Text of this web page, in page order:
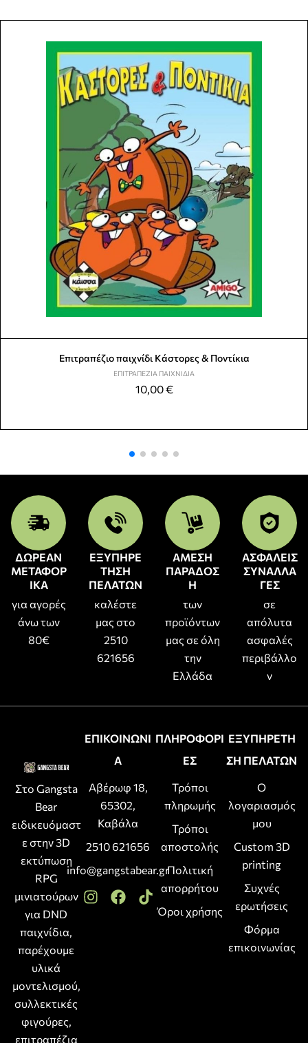
Επιτραπέζιο παιχνίδι Κάστορες & Ποντίκια
ΕΠΙΤΡΑΠΈΖΙΑ ΠΑΙΧΝΊΔΙΑ
10,00€
ΔΩΡΕΑΝ
ΜΕΤΑΦΟΡ
ΙΚΑ
για αγορές
άνω των
80€
ΕΞΥΠΗΡΕ
ΤΗΣΗ
ΠΕΛΑΤΩΝ
καλέστε
μας στο
2510
621656
ΑΜΕΣΗ
ΠΑΡΑΔΟΣ
Η
των
προϊόντων
μας σε όλη
την
Ελλάδα
ΑΣΦΑΛΕΙΣ
ΣΥΝΑΛΛΑ
ΓΕΣ
σε
απόλυτα
ασφαλές
περιβάλλο
ν
Στο Gangsta
Bear
ειδικευόμαστ
ε στην 3D
εκτύπωση
RPG
μινιατούρων
για DND
παιχνίδια,
παρέχουμε
υλικά
μοντελισμού,
συλλεκτικές
φιγούρες,
επιτραπέζια
ΕΠΙΚΟΙΝΩΝΙ
Α
Αβέρωφ 18,
65302,
Καβάλα
2510 621656
info@gangstabear.gr
ΠΛΗΡΟΦΟΡΙ
ΕΣ
Τρόποι
πληρωμής
Τρόποι
αποστολής
Πολιτική
απορρήτου
Όροι χρήσης
ΕΞΥΠΗΡΕΤΗ
ΣΗ ΠΕΛΑΤΩΝ
Ο
λογαριασμός
μου
Custom 3D
printing
Συχνές
ερωτήσεις
Φόρμα
επικοινωνίας